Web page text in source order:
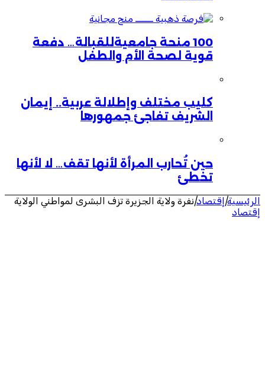
100 منحة جامعيةللقبالة… دفعة
قوية لصحة الأم والطفل
كليب مختلف وإطلالة عربية.. إيمان
الشريف تفاجئ جمهورها
حين تُحارب المرأة لأنها تقف… لا لأنها
تخطئ
الرئيسية| إقتصاد|نفرة ولاية الجزيرة تزف البشرى لمواطني الولاية
إقتصاد